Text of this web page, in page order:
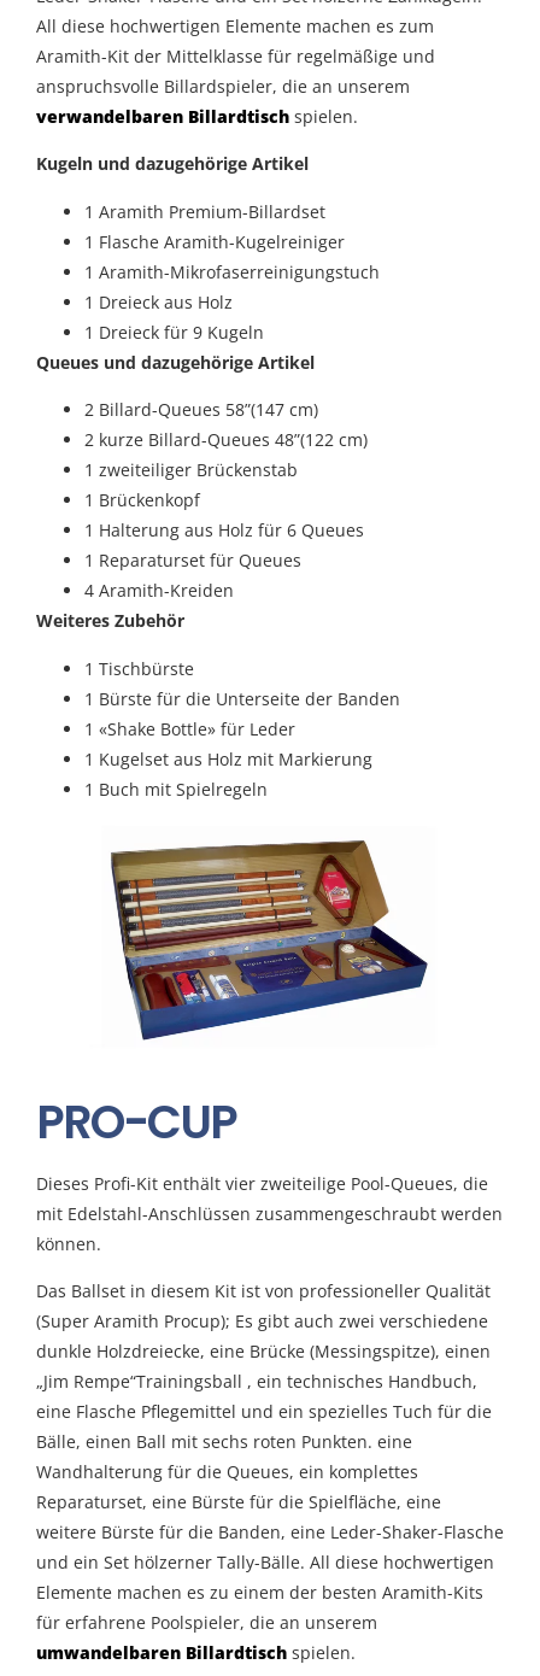
All diese hochwertigen Elemente machen es zum
Aramith-Kit der Mittelklasse für regelmäßige und
anspruchsvolle Billardspieler, die an unserem
verwandelbaren Billardtisch spielen.
Kugeln und dazugehörige Artikel
1 Aramith Premium-Billardset
1 Flasche Aramith-Kugelreiniger
1 Aramith-Mikrofaserreinigungstuch
1 Dreieck aus Holz
1 Dreieck für 9 Kugeln
Queues und dazugehörige Artikel
2 Billard-Queues 58”(147 cm)
2 kurze Billard-Queues 48”(122 cm)
1 zweiteiliger Brückenstab
1 Brückenkopf
1 Halterung aus Holz für 6 Queues
1 Reparaturset für Queues
4 Aramith-Kreiden
Weiteres Zubehör
1 Tischbürste
1 Bürste für die Unterseite der Banden
1 «Shake Bottle» für Leder
1 Kugelset aus Holz mit Markierung
1 Buch mit Spielregeln
PRO-CUP
Dieses Profi-Kit enthält vier zweiteilige Pool-Queues, die
mit Edelstahl-Anschlüssen zusammengeschraubt werden
können.
Das Ballset in diesem Kit ist von professioneller Qualität
(Super Aramith Procup); Es gibt auch zwei verschiedene
dunkle Holzdreiecke, eine Brücke (Messingspitze), einen
„Jim Rempe“Trainingsball , ein technisches Handbuch,
eine Flasche Pflegemittel und ein spezielles Tuch für die
Bälle, einen Ball mit sechs roten Punkten. eine
Wandhalterung für die Queues, ein komplettes
Reparaturset, eine Bürste für die Spielfläche, eine
weitere Bürste für die Banden, eine Leder-Shaker-Flasche
und ein Set hölzerner Tally-Bälle. All diese hochwertigen
Elemente machen es zu einem der besten Aramith-Kits
für erfahrene Poolspieler, die an unserem
umwandelbaren Billardtisch spielen.